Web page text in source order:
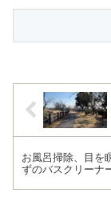
お風呂掃除、目を
ずのバスクリーナ